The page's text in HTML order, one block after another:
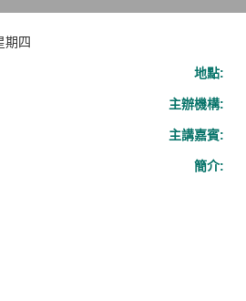
期四
地點:
主辦機構:
主講嘉賓:
簡介: